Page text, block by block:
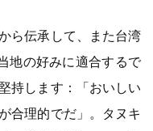
ら伝承して、また台湾
地の好みに適合するで
持します：「おいしい
合理的でだ」。タヌキ